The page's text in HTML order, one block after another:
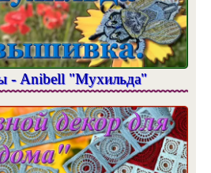
- Anibell "Мухильда"